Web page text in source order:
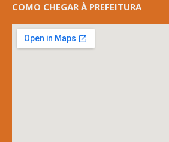
COMO CHEGAR À PREFEITURA